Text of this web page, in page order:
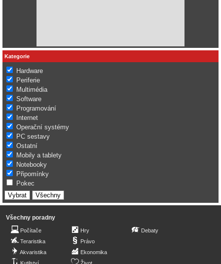
Kategorie
Hardware
Periferie
Multimédia
Software
Programování
Internet
Operační systémy
PC sestavy
Ostatní
Mobily a tablety
Notebooky
Připomínky
Pokec
Všechny poradny
Počítače
Teraristika
Akvaristika
Hry
Právo
Ekonomika
Debaty